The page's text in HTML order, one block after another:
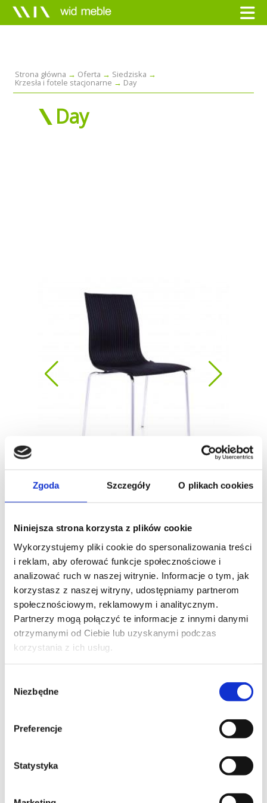
Zgoda Szczegóły O plikach cookies
Niniejsza strona korzysta z plików cookie
Wykorzystujemy pliki cookie do spersonalizowania treści
i reklam, aby oferować funkcje społecznościowe i
analizować ruch w naszej witrynie. Informacje o tym, jak
korzystasz z naszej witryny, udostępniamy partnerom
społecznościowym, reklamowym i analitycznym.
Partnerzy mogą połączyć te informacje z innymi danymi
otrzymanymi od Ciebie lub uzyskanymi podczas
korzystania z ich usług.
zgody
Niezbędne
Preferencje
Statystyka
Strona główna Oferta Siedziska
Krzesła i fotele stacjonarne Day
Day
które można składować pionowo. Dzięki